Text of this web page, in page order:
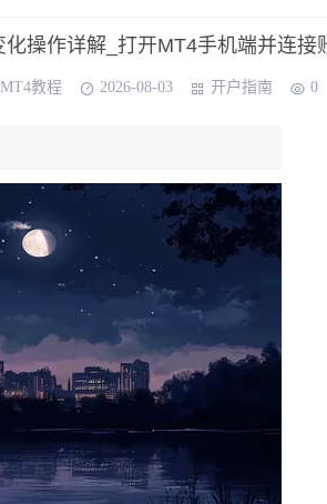
操作详解_打开MT4手机端并连接
教程 2026-08-03 开户指南 0